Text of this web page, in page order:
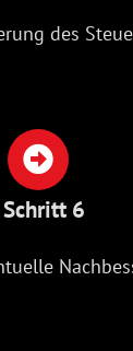
des
Schritt 6